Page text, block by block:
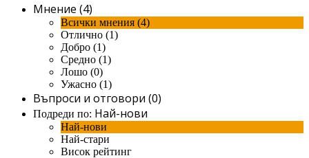
Мнение (4)
Всички мнения (4)
Отлично (1)
Добро (1)
Средно (1)
Лошо (0)
Ужасно (1)
Въпроси и отговори (0)
Подреди по: Най-нови
Най-нови
Най-стари
Висок рейтинг